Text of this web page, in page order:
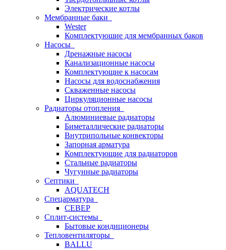
Электрические котлы
Мембранные баки
Wester
Комплектуюшие для мембранных баков
Насосы
Дренажные насосы
Канализационные насосы
Комплектующие к насосам
Насосы для водоснабжения
Скваженные насосы
Циркуляционные насосы
Радиаторы отопления
Алюминиевые радиаторы
Биметаллические радиаторы
Внутрипольные конвекторы
Запорная арматура
Комплектующие для радиаторов
Стальные радиаторы
Чугунные радиаторы
Септики
AQUATECH
Спецарматура
СЕВЕР
Сплит-системы
Бытовые кондиционеры
Тепловентиляторы
BALLU